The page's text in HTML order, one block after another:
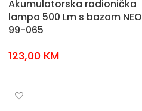
Akumulatorska radionička
lampa 500 Lm s bazom NEO
99-065
123,00 KM